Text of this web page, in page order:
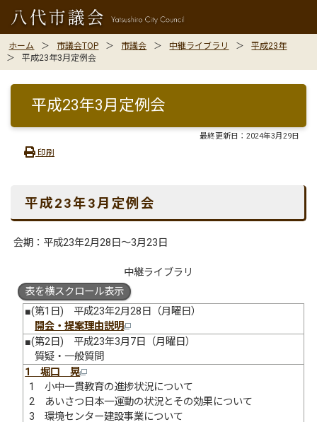
ホーム 市議会TOP 市議会 中継ライブラリ
平成23年
平成23年3月定例会
平成23年3月定例会
最終更新日： 2024年3月29日
印刷
平成23年3月定例会
会期：平成23年2月28日～3月23日
中継ライブラリ
表を横スクロール表示
■(第1日) 平成23年2月28日（月曜日）
開会・提案理由説明
■(第2日) 平成23年3月7日（月曜日）
質疑・一般質問
1 堀口 晃
1 小中一貫教育の進捗状況について
2 あいさつ日本一運動の状況とその効果について
3 環境センター建設事業について